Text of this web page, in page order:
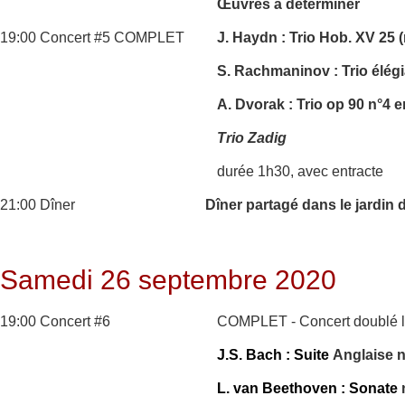
Œuvres à déterminer
19:00 Concert #5 COMPLET J. Haydn : Trio Hob. XV 25
S. Rachmaninov : Trio
A. Dvorak : Trio op 90 n°4
Trio Zadig
durée 1h30, avec entracte
21:00 Dîner Dîner partagé dans le jardin
Samedi 26 septembre 2020
19:00 Concert #6 COMPLET - Concert doublé
J.S. Bach : Suite Anglaise
L. van Beethoven : Sonate